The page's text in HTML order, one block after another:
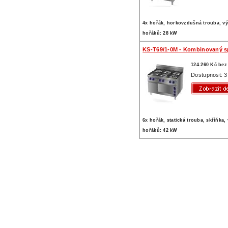
4x hořák, horkovzdušná trouba,
hořáků: 28 kW
KS-T69/1-0M - Kombinovaný
124.260 Kč bez
Dostupnost:
6x hořák, statická trouba, skříňka,
hořáků: 42 kW